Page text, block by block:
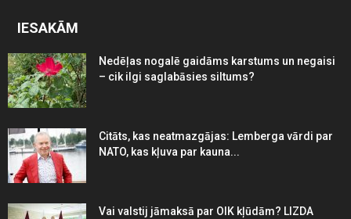
IESAKĀM
Nedēļas nogalē gaidāms karstums un negaisi
– cik ilgi saglabāsies siltums?
Citāts, kas neatmazgājas: Lemberga vārdi par
NATO, kas kļuva par kauna...
Vai valstij jāmaksā par OIK kļūdām? LIZDA